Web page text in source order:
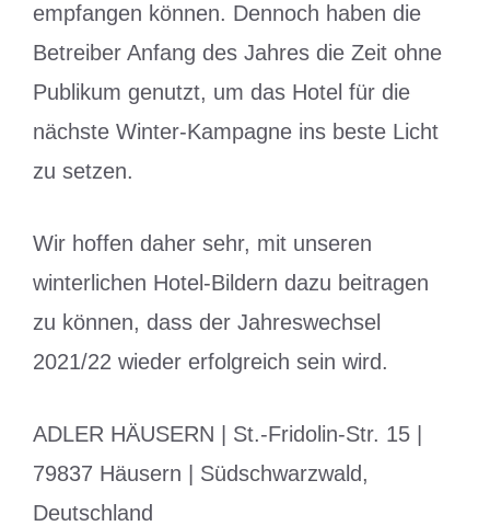
empfangen können. Dennoch haben die
Betreiber Anfang des Jahres die Zeit ohne
Publikum genutzt, um das Hotel für die
nächste Winter-Kampagne ins beste Licht
zu setzen.
Wir hoffen daher sehr, mit unseren
winterlichen Hotel-Bildern dazu beitragen
zu können, dass der Jahreswechsel
2021/22 wieder erfolgreich sein wird.
ADLER HÄUSERN | St.-Fridolin-Str. 15 |
79837 Häusern | Südschwarzwald,
Deutschland